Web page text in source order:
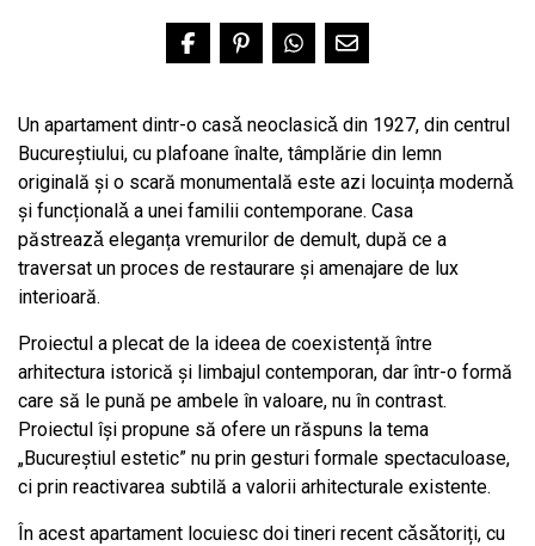
Un apartament dintr-o casǎ neoclasicǎ din 1927, din centrul
Bucureștiului, cu plafoane înalte, tâmplărie din lemn
originală și o scară monumentală este azi locuința modernǎ
şi funcționalǎ a unei familii contemporane. Casa
păstreazǎ eleganța vremurilor de demult, după ce a
traversat un proces de restaurare și amenajare de lux
interioară.
Proiectul a plecat de la ideea de coexistență între
arhitectura istorică și limbajul contemporan, dar într-o formă
care să le pună pe ambele în valoare, nu în contrast.
Proiectul își propune să ofere un răspuns la tema
„Bucureștiul estetic” nu prin gesturi formale spectaculoase,
ci prin reactivarea subtilă a valorii arhitecturale existente.
În acest apartament locuiesc doi tineri recent cǎsǎtoriți, cu